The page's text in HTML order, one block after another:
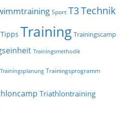
Sport T3Technik
Tipps Training Trainingscamp
Trainingsmethodik
Trainingsplanung Trainingsprogramm
Triathlontraining